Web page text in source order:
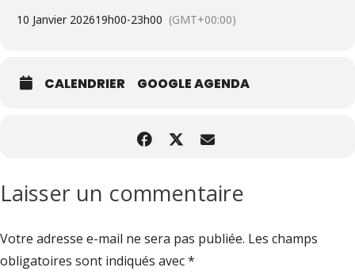
10 Janvier 202619h00-23h00 (GMT+00:00)
CALENDRIER GOOGLE AGENDA
Laisser un commentaire
Votre adresse e-mail ne sera pas publiée. Les champs
obligatoires sont indiqués avec*